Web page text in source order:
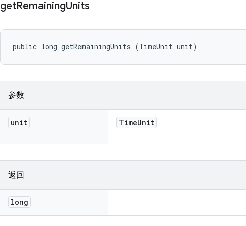
getRemainingUnits
public long getRemainingUnits (TimeUnit unit)
参数
unit TimeUnit
返回
long